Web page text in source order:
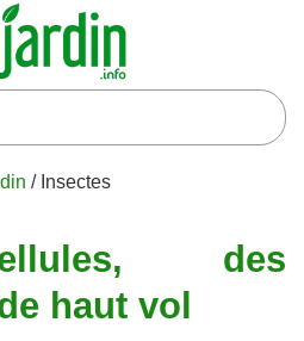
/ Insectes
des
haut vol